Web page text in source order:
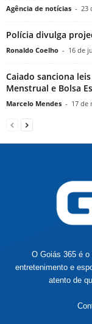
Agência de notícias - 23
Polícia divulga
Ronaldo Coelho - 16 de
Caiado sanciona
Menstrual e Bolsa
Marcelo Mendes - 17 de
O Goiás 365 é
entretenimento e
atento de